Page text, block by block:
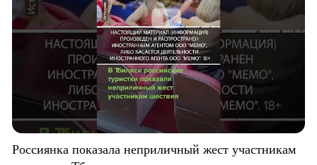
Россиянка показала неприличный жест участникам